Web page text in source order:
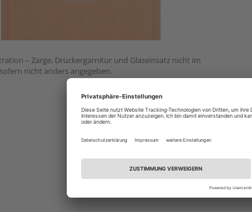
– Zarge, Drückergarnitur und Glaseinsatz nicht im
nicht anders angegeben.